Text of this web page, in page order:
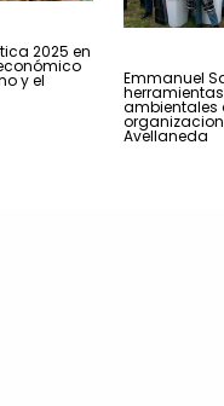
2025 en
y el Emmanuel
ambientales
Avellaneda